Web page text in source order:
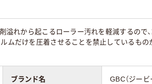
溢れから起こるローラー汚れを軽減するの
ムだけを圧着させることを禁止しているも
ブランド名 GBC（ジービ